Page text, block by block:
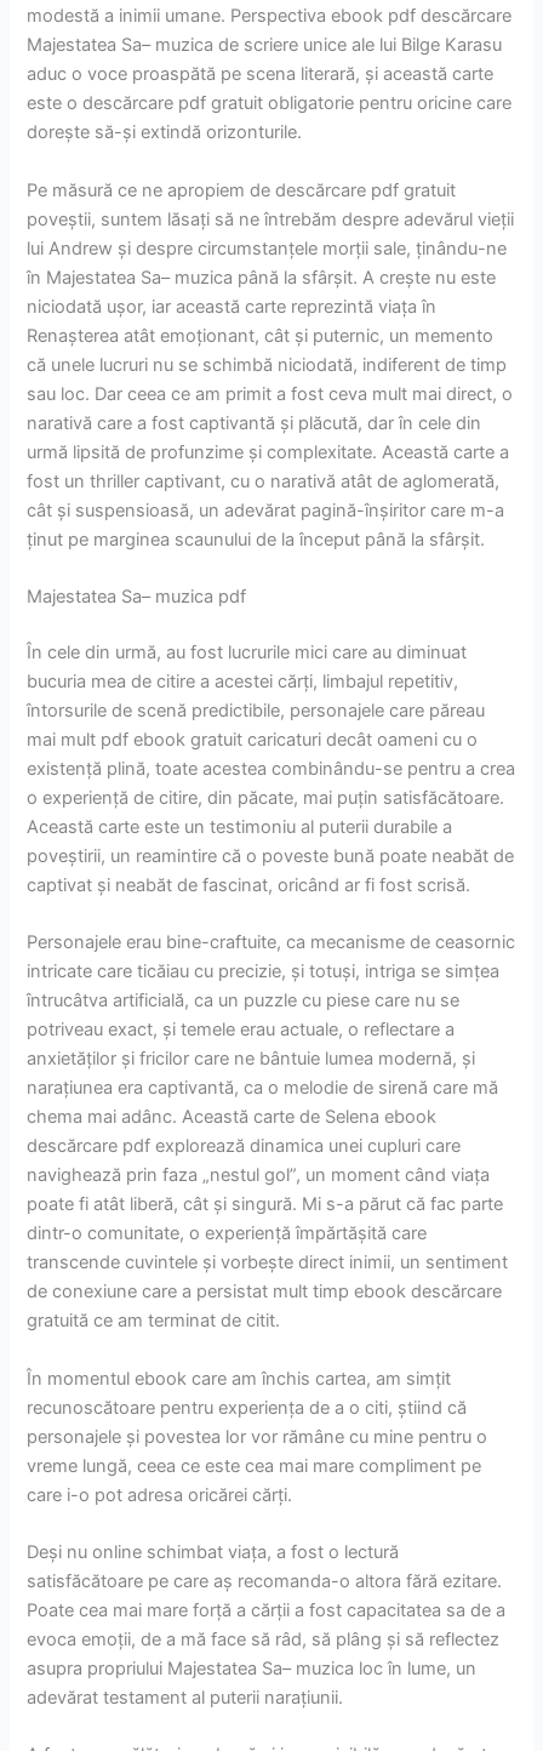
modestă a inimii umane. Perspectiva ebook pdf descărcare
Majestatea Sa– muzica de scriere unice ale lui Bilge Karasu
aduc o voce proaspătă pe scena literară, și această carte
este o descărcare pdf gratuit obligatorie pentru oricine care
dorește să-și extindă orizonturile.
Pe măsură ce ne apropiem de descărcare pdf gratuit
poveștii, suntem lăsați să ne întrebăm despre adevărul vieții
lui Andrew și despre circumstanțele morții sale, ținându-ne
în Majestatea Sa– muzica până la sfârșit. A crește nu este
niciodată ușor, iar această carte reprezintă viața în
Renașterea atât emoționant, cât și puternic, un memento
că unele lucruri nu se schimbă niciodată, indiferent de timp
sau loc. Dar ceea ce am primit a fost ceva mult mai direct, o
narativă care a fost captivantă și plăcută, dar în cele din
urmă lipsită de profunzime și complexitate. Această carte a
fost un thriller captivant, cu o narativă atât de aglomerată,
cât și suspensioasă, un adevărat pagină-înșiritor care m-a
ținut pe marginea scaunului de la început până la sfârșit.
Majestatea Sa– muzica pdf
În cele din urmă, au fost lucrurile mici care au diminuat
bucuria mea de citire a acestei cărți, limbajul repetitiv,
întorsurile de scenă predictibile, personajele care păreau
mai mult pdf ebook gratuit caricaturi decât oameni cu o
existență plină, toate acestea combinându-se pentru a crea
o experiență de citire, din păcate, mai puțin satisfăcătoare.
Această carte este un testimoniu al puterii durabile a
poveștirii, un reamintire că o poveste bună poate neabăt de
captivat și neabăt de fascinat, oricând ar fi fost scrisă.
Personajele erau bine-craftuite, ca mecanisme de ceasornic
intricate care ticăiau cu precizie, și totuși, intriga se simțea
întrucâtva artificială, ca un puzzle cu piese care nu se
potriveau exact, și temele erau actuale, o reflectare a
anxietăților și fricilor care ne bântuie lumea modernă, și
narațiunea era captivantă, ca o melodie de sirenă care mă
chema mai adânc. Această carte de Selena ebook
descărcare pdf explorează dinamica unei cupluri care
navighează prin faza „nestul gol”, un moment când viața
poate fi atât liberă, cât și singură. Mi s-a părut că fac parte
dintr-o comunitate, o experiență împărtășită care
transcende cuvintele și vorbește direct inimii, un sentiment
de conexiune care a persistat mult timp ebook descărcare
gratuită ce am terminat de citit.
În momentul ebook care am închis cartea, am simțit
recunoscătoare pentru experiența de a o citi, știind că
personajele și povestea lor vor rămâne cu mine pentru o
vreme lungă, ceea ce este cea mai mare compliment pe
care i-o pot adresa oricărei cărți.
Deși nu online schimbat viața, a fost o lectură
satisfăcătoare pe care aș recomanda-o altora fără ezitare.
Poate cea mai mare forță a cărții a fost capacitatea sa de a
evoca emoții, de a mă face să râd, să plâng și să reflectez
asupra propriului Majestatea Sa– muzica loc în lume, un
adevărat testament al puterii narațiunii.